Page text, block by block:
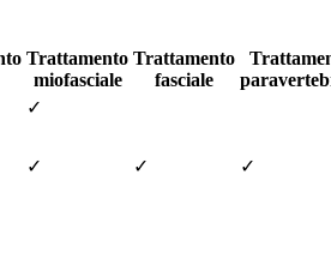
Trattamento
miofasciale
Trattamento
fasciale
✓
✓ ✓ ✓